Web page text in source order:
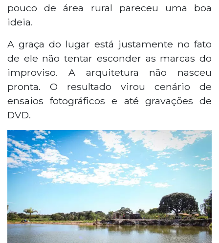
pouco de área rural pareceu uma boa
ideia.
A graça do lugar está justamente no fato
de ele não tentar esconder as marcas do
improviso. A arquitetura não nasceu
pronta. O resultado virou cenário de
ensaios fotográficos e até gravações de
DVD.